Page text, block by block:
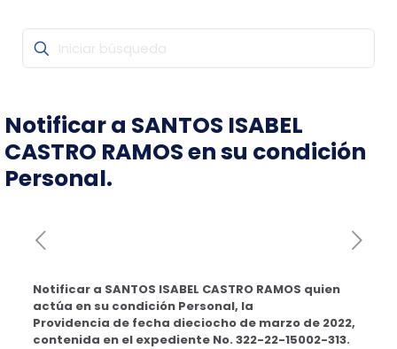
Notificar a SANTOS ISABEL
CASTRO RAMOS en su condición
Personal.
Notificar a SANTOS ISABEL CASTRO RAMOS quien
actúa en su condición Personal, la
Providencia de fecha dieciocho de marzo de 2022,
contenida en el expediente No. 322-22-15002-313.